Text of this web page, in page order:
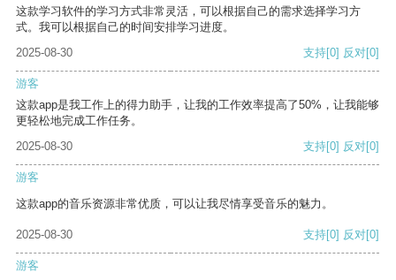
这款学习软件的学习方式非常灵活，可以根据自己的需求选择学习方
式。我可以根据自己的时间安排学习进度。
2025-08-30
支持[0] 反对[0]
游客
这款app是我工作上的得力助手，让我的工作效率提高了50%，让我能够
更轻松地完成工作任务。
2025-08-30
支持[0] 反对[0]
游客
这款app的音乐资源非常优质，可以让我尽情享受音乐的魅力。
2025-08-30 支持[0] 反对[0]
游客